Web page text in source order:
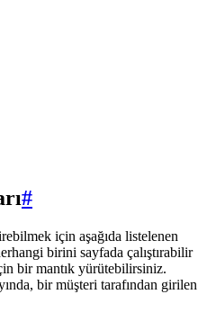
#
için aşağıda listelenen
birini sayfada çalıştırabilir
bir mantık yürütebilirsiniz.
bir müşteri tarafından girilen